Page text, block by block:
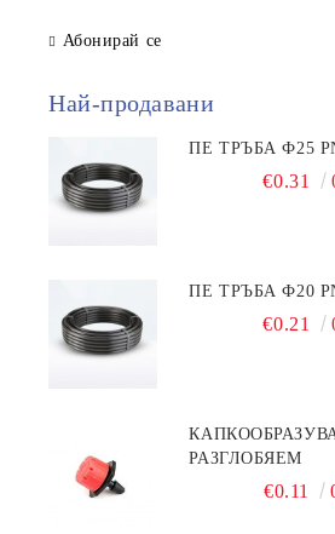
Абонирай се
Най-продавани
ПЕ ТРЪБА Ф25
€0.31
ПЕ ТРЪБА Ф20
€0.21
РАЗГЛОБЯЕМ
€0.11